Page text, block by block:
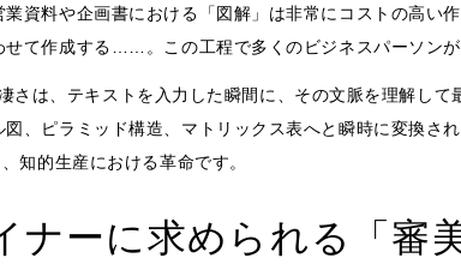
業資料や企画書における「図解」は非常にコストの高
せて作成する……。この工程で多くのビジネスパーソン
さは、テキストを入力した瞬間に、その文脈を理解し
図、ピラミッド構造、マトリックス表へと瞬時に変換さ
知的生産における革命です。
ナーに求められる「審